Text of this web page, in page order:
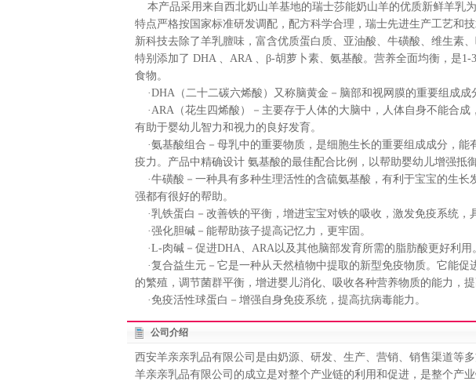
本产品采用来自西北奶山羊基地的瑞士莎能奶山羊的优质新鲜羊乳
特点严格按国家标准研发调配，配方科学合理，瑞士先进生产工艺和
新科技去除了羊乳膻味，富含优质蛋白质、亚油酸、牛磺酸、维生素
特别添加了 DHA 、ARA 、β-胡萝卜素、氨基酸。营养全面均衡，是
食物。
·DHA（二十二碳六烯酸）又称脑黄金－脑部和视网膜的重要组成成
·ARA（花生四烯酸）－主要存于人体的大脑中，人体自身不能合成
有助于婴幼儿智力和视力的良好发育。
·氨基酸组合－母乳中的重要物质，是细胞生长的重要组成成分，能
疫力。产品中精确设计 氨基酸的最佳配合比例，以帮助婴幼儿增强抵
·牛磺酸－一种具有多种生理活性的含硫氨基酸，有利于宝宝的生长
强都有很好的帮助。
·乳铁蛋白－改善铁的平衡，增进宝宝对铁的吸收，激发免疫系统，
·强化胆碱－能帮助孩子提高记忆力，更牢固。
·L-肉碱－促进DHA、ARA以及其他脑部发育所需的脂肪酸更好利用
·复合益生元－它是一种从天然植物中提取的新型免疫物质。它能促
的繁殖，调节菌群平衡，增进婴儿消化、吸收各种营养物质的能力，提
·免疫活性球蛋白－增强自身免疫系统，提高抗病毒能力。
公司介绍
西安羊亲亲乳品有限公司是由奶源、研发、生产、营销、销售渠道等
羊亲亲乳品有限公司的成立是对整个产业链的利用和促进，是整个产